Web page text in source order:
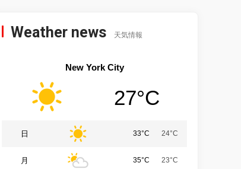
Weather news 天気情報
New York City
27°C
日 33°C 24°C
月 35°C 23°C